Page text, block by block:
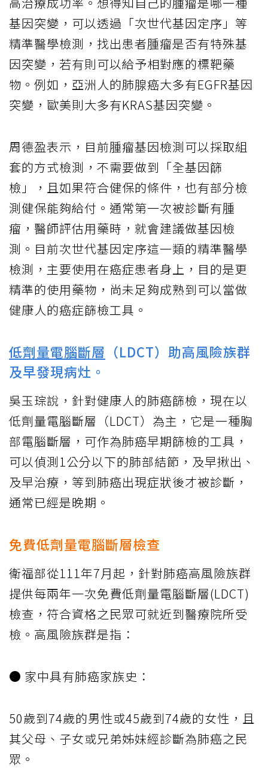
基因突變，可以透過「次世代基因定序」等
精準醫學檢測，找出患者腫瘤是否有特殊基
因突變，若有則可以給予相對應的標靶藥
物。例如，亞洲人的肺腺癌大多有EGFR基因
突變，歐美則大多有KRAS基因突變。
周德盈表示，目前腫瘤基因檢測可以採取組
套的方式檢測，不需要做到「全基因篩
檢」，且如果符合健保的條件，也有部分檢
測健保能夠給付。通常第一次被診斷有腫
瘤，醫師評估用藥時，就會建議做基因檢
測。目前次世代基因定序這一類的精準醫學
檢測，主要使用在癌症患者身上，目的是更
精準的使用藥物，尚未足夠成熟到可以當做
健康人的癌症篩檢工具。
低劑量電腦斷層 （LDCT）助高風險族群
及早發現病灶。
吳玉琮說，針對健康人的肺癌篩檢，現在以
低劑量電腦斷層（LDCT）為主，它是一種胸
部電腦斷層，可作為肺癌早期篩檢的工具，
可以偵測1公分以下的肺部結節，及早揪出、
及早治療，等到肺癌出現症狀後才被診斷，
通常已經是晚期。
免費低劑量電腦斷層檢查
衛福部從111年7月起，針對肺癌高風險族群
提供每兩年一次免費低劑量電腦斷層(LDCT)
檢查，符合資格之民眾可就近到醫療院所受
檢。高風險族群是指：
● 家中具有肺癌家族史：
50歲到74歲的男性或45歲到74歲的女性，且
其父母、子女或兄弟姊妹經診斷為肺癌之民
眾。